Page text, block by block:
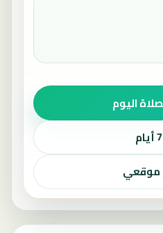
اليوم
موقعي